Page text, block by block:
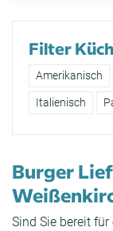
Filter
Amerikanisch
Italienisch
Burger
Sind Sie bereit